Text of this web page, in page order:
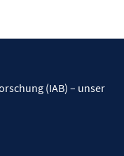
öffnen
(IAB) – unser